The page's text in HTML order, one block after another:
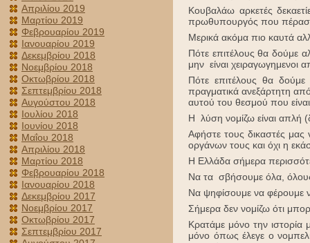
Απριλίου 2019
Μαρτίου 2019
Φεβρουαρίου 2019
Ιανουαρίου 2019
Δεκεμβρίου 2018
Νοεμβρίου 2018
Οκτωβρίου 2018
Σεπτεμβρίου 2018
Αυγούστου 2018
Ιουλίου 2018
Ιουνίου 2018
Μαΐου 2018
Απριλίου 2018
Μαρτίου 2018
Φεβρουαρίου 2018
Ιανουαρίου 2018
Δεκεμβρίου 2017
Νοεμβρίου 2017
Οκτωβρίου 2017
Σεπτεμβρίου 2017
Κουβαλάω αρκετές
πρωθυπουργός που
Μερικά ακόμα πιο καυτά
Πότε επιτέλους θα δούμε
μην είναι χειραγωγημενοι
Πότε επιτέλους θα δούμε
πραγματικά ανεξάρτητη
αυτού του θεσμού που
Η λύση νομίζω είναι απλή
Αφήστε τους δικαστές μας
οργάνων τους και όχι η
Η Ελλάδα σήμερα
Να τα σβήσουμε όλα,
Να ψηφίσουμε να φέρουμε
Σήμερα δεν νομίζω ότι
Κρατάμε μόνο την ιστορία
μόνο όπως έλεγε ο